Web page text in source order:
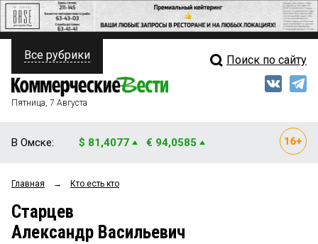
ПОЛИТИКА
ФИНАНСЫ
ОБЩЕСТВО
ЗАКОН
Свежий выпуск
Все рубрики Поиск по сайту
Пятница, 7 Августа
В Омске: $ 81,4077 € 94,0585
Главная → Кто есть кто
Старцев
Александр Васильевич